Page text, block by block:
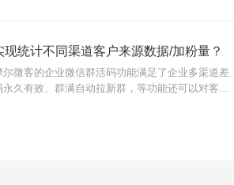
统计不同渠道客户来源数据/加粉量？
微客的企业微信群活码功能满足了企业多渠道差
久有效、群满自动拉新群，等功能还可以对客户
数据统计。